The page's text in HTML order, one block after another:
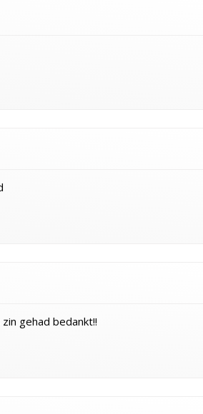
gehad bedankt!!